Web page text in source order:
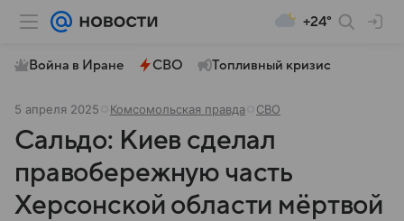
+24°
Война в Иране СВО Топливный кризис
5 апреля 2025 Комсомольская правда СВО
Сальдо: Киев сделал
правобережную часть
Херсонской области мёртвой